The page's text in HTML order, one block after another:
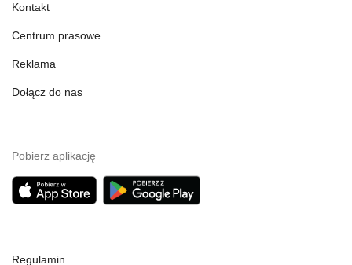
Kontakt
Centrum prasowe
Reklama
Dołącz do nas
Pobierz aplikację
Regulamin